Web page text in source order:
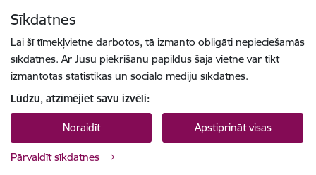
Sīkdatnes
Lai šī tīmekļvietne darbotos, tā izmanto obligāti nepieciešamās
sīkdatnes. Ar Jūsu piekrišanu papildus šajā vietnē var tikt
izmantotas statistikas un sociālo mediju sīkdatnes.
Lūdzu, atzīmējiet savu izvēli:
Noraidīt Apstiprināt visas
Pārvaldīt sīkdatnes